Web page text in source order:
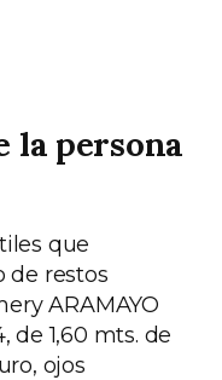
la persona
que
de restos
ARAMAYO
de 1,60 mts. de
ojos